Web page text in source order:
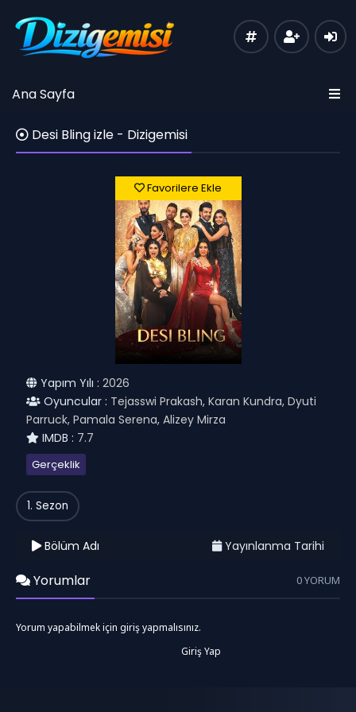
Ana Sayfa
Desi Bling izle - Dizigemisi
Favorilere Ekle
Yapım Yılı : 2026
Oyuncular : Tejasswi Prakash, Karan Kundra, Dyuti
Parruck, Pamala Serena, Alizey Mirza
IMDB : 7.7
Gerçeklik
1. Sezon
Bölüm Adı Yayınlanma Tarihi
Yorumlar 0 YORUM
Yorum yapabilmek için giriş yapmalısınız.
Giriş Yap